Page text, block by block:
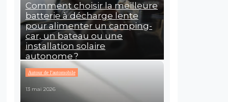
Comment choisir la meilleure
batterie à décharge lente
pour alimenter un camping-
car, un bateau ou une
installation solaire
autonome ?
Autour de l'automobile
13 mai 2026